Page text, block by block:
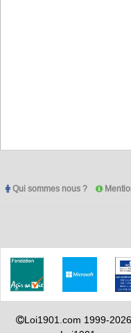
Qui sommes nous ?
Loi1901.com 1999-2026